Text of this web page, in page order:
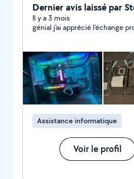
Réparation de
composants, etc.) Dépannage et entretien
d'ordinateurs (Windows/
consoles, TV, box internet, etc.) Aide à
à la configuration
Professionnel, réactif et
besoins avec des
N'hésitez pas à me
l'écoute. Pièce à prix d'achat Tarif horaire : 30 Toute
heure commencée est due en
Dernier avis laissé par
Il y a 3 mois
génial j'ai apprécié l'échange
Assistance informatique
Voir le profil